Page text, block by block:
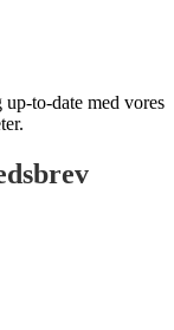
to-date med vores